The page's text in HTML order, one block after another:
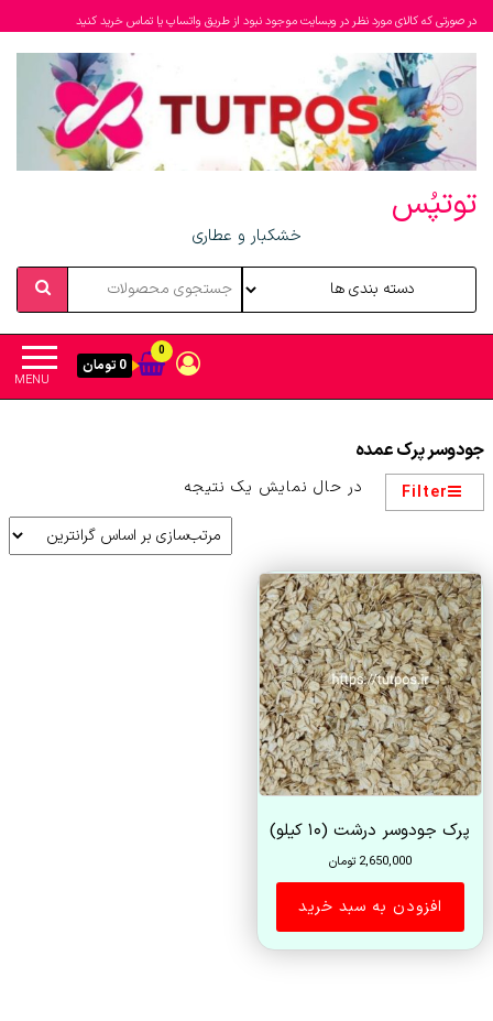
در صورتی که کالای مورد نظر در وبسایت موجود نبود از طریق واتساپ یا تماس خرید کنید
توتپُس
خشکبار و عطاری
MENU
0
0 تومان
جودوسر پرک عمده
Filter در حال نمایش یک نتیجه
پرک جودوسر درشت (۱۰ کیلو)
2,650,000 تومان
افزودن به سبد خرید